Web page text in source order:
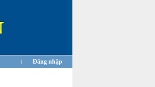
Đăng nhập